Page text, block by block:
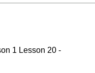
1 Lesson 20 -